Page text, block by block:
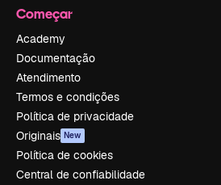
Começar
Academy
Documentação
Atendimento
Termos e condições
Política de privacidade
Originais New
Política de cookies
Central de confiabilidade